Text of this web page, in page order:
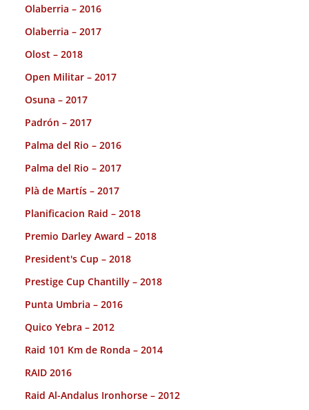
Olaberria – 2016
Olaberria – 2017
Olost – 2018
Open Militar – 2017
Osuna – 2017
Padrón – 2017
Palma del Rio – 2016
Palma del Rio – 2017
Plà de Martís – 2017
Planificacion Raid – 2018
Premio Darley Award – 2018
President's Cup – 2018
Prestige Cup Chantilly – 2018
Punta Umbria – 2016
Quico Yebra – 2012
Raid 101 Km de Ronda – 2014
RAID 2016
Raid Al-Andalus Ironhorse – 2012